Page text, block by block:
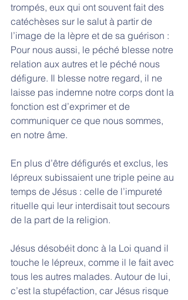
trompés, eux qui ont souvent fait des
catéchèses sur le salut à partir de
l’image de la lèpre et de sa guérison :
Pour nous aussi, le péché blesse notre
relation aux autres et le péché nous
défigure. Il blesse notre regard, il ne
laisse pas indemne notre corps dont la
fonction est d’exprimer et de
communiquer ce que nous sommes,
en notre âme.
En plus d’être défigurés et exclus, les
lépreux subissaient une triple peine au
temps de Jésus : celle de l’impureté
rituelle qui leur interdisait tout secours
de la part de la religion.
Jésus désobéit donc à la Loi quand il
touche le lépreux, comme il le fait avec
tous les autres malades. Autour de lui,
c’est la stupéfaction, car Jésus risque